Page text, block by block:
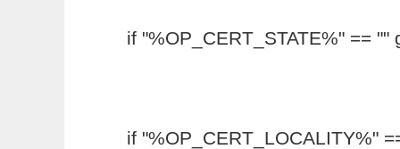
if "%OP_CERT_STATE%" ==
if "%OP_CERT_LOCALITY%"